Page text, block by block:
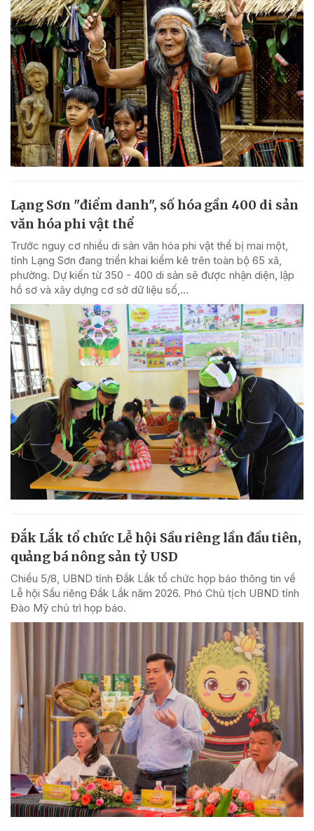
Lạng Sơn "điểm danh", số hóa gần 400 di sản
văn hóa phi vật thể
Trước nguy cơ nhiều di sản văn hóa phi vật thể bị mai một,
tỉnh Lạng Sơn đang triển khai kiểm kê trên toàn bộ 65 xã,
phường. Dự kiến từ 350 - 400 di sản sẽ được nhận diện, lập
hồ sơ và xây dựng cơ sở dữ liệu số,...
Đắk Lắk tổ chức Lễ hội Sầu riêng lần đầu tiên,
quảng bá nông sản tỷ USD
Chiều 5/8, UBND tỉnh Đắk Lắk tổ chức họp báo thông tin về
Lễ hội Sầu riêng Đắk Lắk năm 2026. Phó Chủ tịch UBND tỉnh
Đào Mỹ chủ trì họp báo.